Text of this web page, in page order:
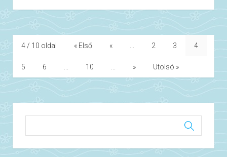
4 / 10 oldal « Első « ... 2 3 4
5 6 ... 10 ... » Utolsó »